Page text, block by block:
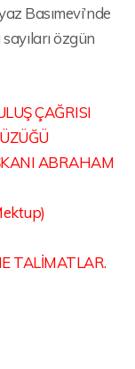
Basımevi’nde
özgün
ÇAĞRISI
ABRAHAM
TALİMATLAR.